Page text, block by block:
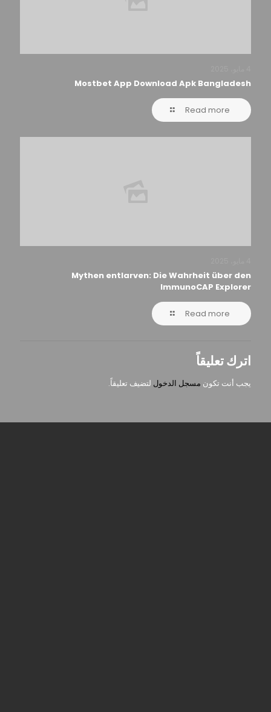
Mostbet App Download Apk Bangladesh
Read more
Mythen entlarven: Die Wahrheit über den
ImmunoCAP Explorer
Read more
اترك تعليقاً
يجب أنت تكون مسجل الدخول لتضيف تعليقاً.